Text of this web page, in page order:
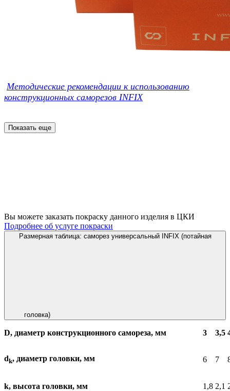
Методические рекомендации к использованию
конструкционных саморезов INFIX
Показать еще
Вы можете заказать покраску данного изделия в ЦКИ
Подробнее об услуге покраски
Размерная таблица: саморез универсальный INFIX (потайная
головка)
D, диаметр конструкционного самореза, мм 3 3,5
dk, диаметр головки, мм 6 7
k, высота головки, мм 1,8 2,1